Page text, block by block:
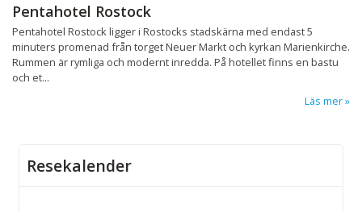
Pentahotel Rostock
Pentahotel Rostock ligger i Rostocks stadskärna med endast 5
minuters promenad från torget Neuer Markt och kyrkan Marienkirche.
Rummen är rymliga och modernt inredda. På hotellet finns en bastu
och et...
Läs mer
Resekalender